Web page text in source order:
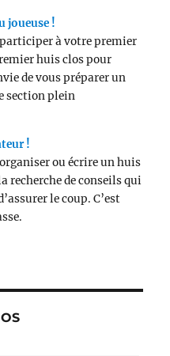
joueuse !
à votre premier
huis clos pour
de vous préparer un
section plein
!
ou écrire un huis
recherche de conseils qui
le coup. C’est